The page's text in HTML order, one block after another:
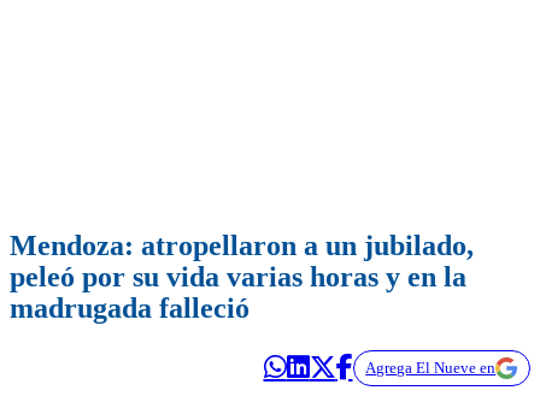
Mendoza: atropellaron a un jubilado,
peleó por su vida varias horas y en la
madrugada falleció
Agrega El Nueve en